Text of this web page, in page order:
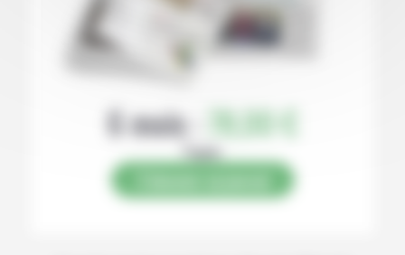
6 mois : 78,00 €
Papier